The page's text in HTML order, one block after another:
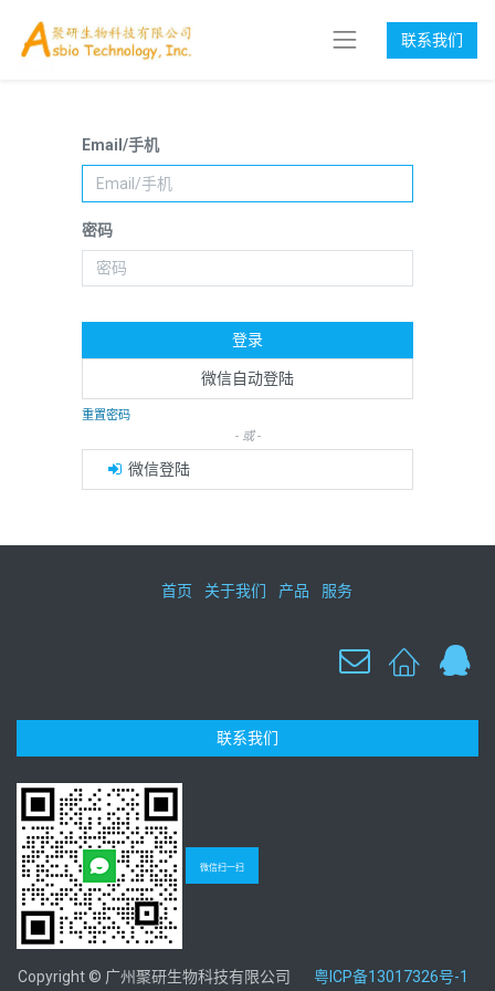
联系我们
Email/手机
密码
登录
微信自动登陆
重置密码
- 或 -
微信登陆
首页 关于我们 产品 服务
联系我们
微信扫一扫
Copyright © 广州聚研生物科技有限公司 粤ICP备13017326号-1